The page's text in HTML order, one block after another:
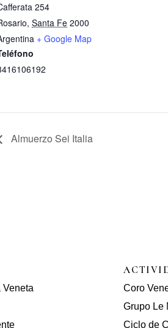
254
, Santa Fe 2000
+ Google Map
Almuerzo Sei Italia
Veneta
Coro
Grupo Le
Ciclo de